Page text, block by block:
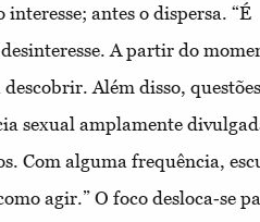
antes o dispersa. “É
A partir do
Além disso,
sexual amplamente
Com alguma frequência,
agir.” O foco desloca‐se